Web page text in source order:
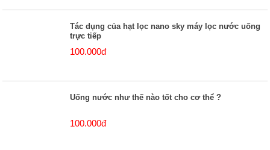
Tác dụng của hạt lọc nano sky máy lọc nước uống
trực tiếp
100.000đ
Uống nước như thế nào tốt cho cơ thể ?
100.000đ